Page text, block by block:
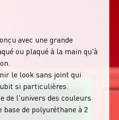
avec une grande
ou plaqué à la main qu'à
le look sans joint qui
si particulières.
de l'univers des couleurs
base de polyuréthane à 2